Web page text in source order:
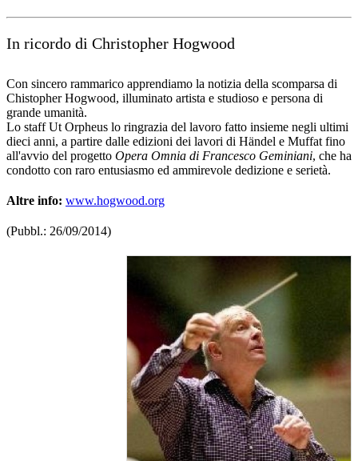
In ricordo di Christopher Hogwood
Con sincero rammarico apprendiamo la notizia della scomparsa di
Chistopher Hogwood, illuminato artista e studioso e persona di
grande umanità.
Lo staff Ut Orpheus lo ringrazia del lavoro fatto insieme negli ultimi
dieci anni, a partire dalle edizioni dei lavori di Händel e Muffat fino
all'avvio del progetto Opera Omnia di Francesco Geminiani, che ha
condotto con raro entusiasmo ed ammirevole dedizione e serietà.
Altre info: www.hogwood.org
(Pubbl.: 26/09/2014)